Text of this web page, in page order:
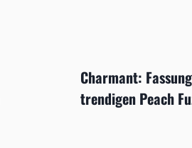
Charmant:
trendigen Peach